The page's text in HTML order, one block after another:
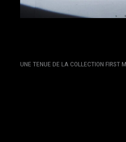
UNE TENUE DE LA COLLECTION FIRST